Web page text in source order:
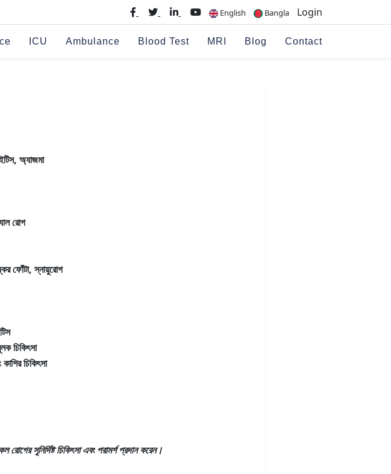
English Bangla Login
ICU Ambulance Blood Test MRI Blog Contact
অ্যাজমা
রোগ
ফোঁটা, স্নায়ুরোগ
চিকিৎসা
চিকিৎসা
রোগের সুনির্দিষ্ট চিকিৎসা এবং পরামর্শ প্রদান করেন।